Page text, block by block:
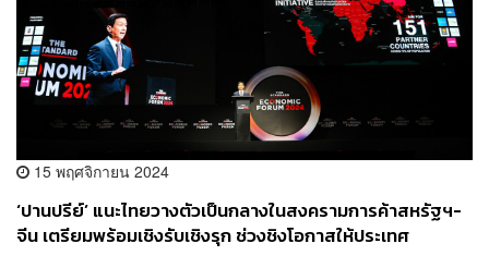
15 พฤศจิกายน 2024
‘ปานปรีย์’ แนะไทยวางตัวเป็นกลางในสงครามการค้าสหรัฐฯ-
จีน เตรียมพร้อมเชิงรับเชิงรุก ช่วงชิงโอกาสให้ประเทศ